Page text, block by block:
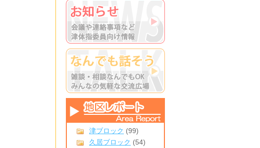
津ブロック (99)
久居ブロック (54)